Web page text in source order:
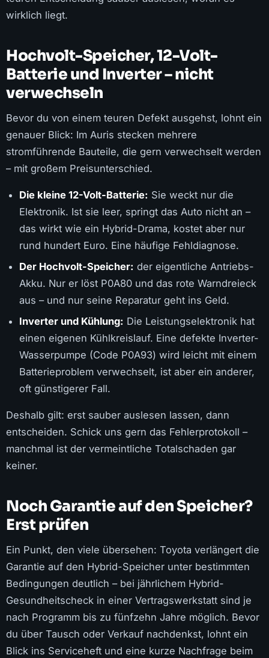
wirklich liegt.
Hochvolt-Speicher, 12-Volt-
Batterie und Inverter – nicht
verwechseln
Bevor du von einem teuren Defekt ausgehst, lohnt ein
genauer Blick: Im Auris stecken mehrere
stromführende Bauteile, die gern verwechselt werden
– mit großem Preisunterschied.
Die kleine 12-Volt-Batterie: Sie weckt nur die
Elektronik. Ist sie leer, springt das Auto nicht an –
das wirkt wie ein Hybrid-Drama, kostet aber nur
rund hundert Euro. Eine häufige Fehldiagnose.
Der Hochvolt-Speicher: der eigentliche Antriebs-
Akku. Nur er löst P0A80 und das rote Warndreieck
aus – und nur seine Reparatur geht ins Geld.
Inverter und Kühlung: Die Leistungselektronik hat
einen eigenen Kühlkreislauf. Eine defekte Inverter-
Wasserpumpe (Code P0A93) wird leicht mit einem
Batterieproblem verwechselt, ist aber ein anderer,
oft günstigerer Fall.
Deshalb gilt: erst sauber auslesen lassen, dann
entscheiden. Schick uns gern das Fehlerprotokoll –
manchmal ist der vermeintliche Totalschaden gar
keiner.
Noch Garantie auf den Speicher?
Erst prüfen
Ein Punkt, den viele übersehen: Toyota verlängert die
Garantie auf den Hybrid-Speicher unter bestimmten
Bedingungen deutlich – bei jährlichem Hybrid-
Gesundheitscheck in einer Vertragswerkstatt sind je
nach Programm bis zu fünfzehn Jahre möglich. Bevor
du über Tausch oder Verkauf nachdenkst, lohnt ein
Blick ins Serviceheft und eine kurze Nachfrage beim